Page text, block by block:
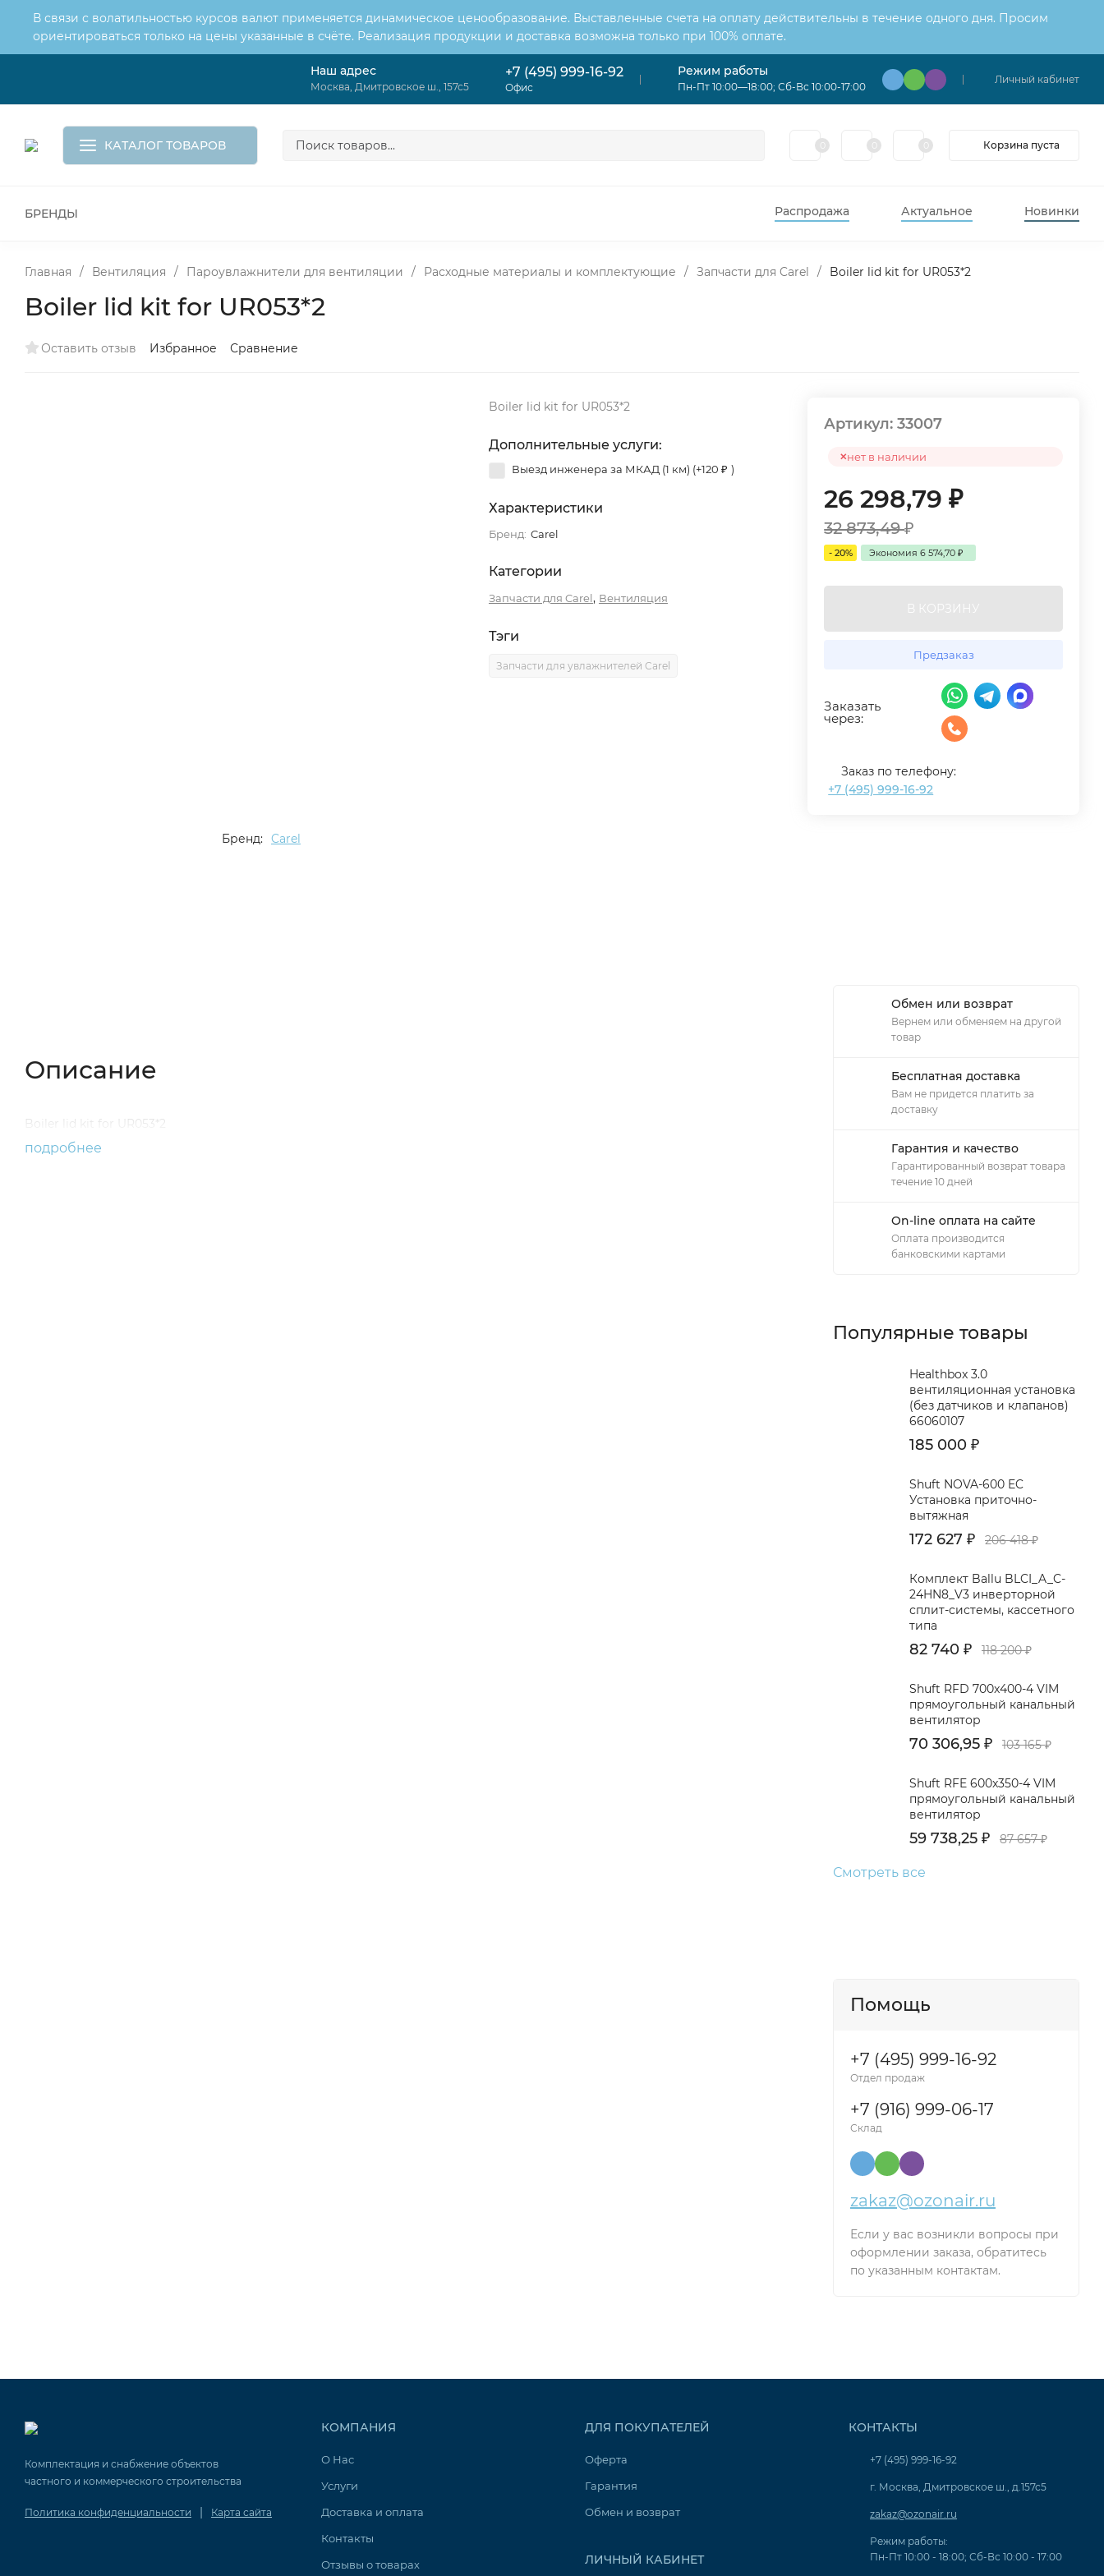
В связи с волатильностью курсов валют применяется динамическое ценообразование. Выставленные счета на оплату действительны в течение одного дня. Просим
ориентироваться только на цены указанные в счёте. Реализация продукции и доставка возможна только при 100% оплате.
Наш адрес
Москва, Дмитровское ш., 157с5
+7 (495) 999-16-92
Офис
Режим работы
Пн-Пт 10:00—18:00; Сб-Вс 10:00-17:00
Личный кабинет
КАТАЛОГ ТОВАРОВ Корзина пуста
БРЕНДЫ Распродажа Актуальное Новинки
Главная / Вентиляция / Пароувлажнители для вентиляции / Расходные материалы и комплектующие / Запчасти для Carel / Boiler lid kit for UR053*2
Boiler lid kit for UR053*2
Оставить отзыв Избранное Сравнение
Бренд: Carel
Boiler lid kit for UR053*2
Дополнительные услуги:
Выезд инженера за МКАД (1 км) (+120 ₽ )
Характеристики
Бренд: Carel
Категории
Запчасти для Carel, Вентиляция
Тэги
Запчасти для увлажнителей Carel
Артикул:33007
нет в наличии
26 298,79₽
32 873,49₽
- 20% Экономия6 574,70₽
В КОРЗИНУ
Предзаказ
Заказать
через:
Заказ по телефону:
+7 (495) 999-16-92
Описание
Boiler lid kit for UR053*2
подробнее
Обмен или возврат
Вернем или обменяем на другой
товар
Бесплатная доставка
Вам не придется платить за
доставку
Гарантия и качество
Гарантированный возврат товара
течение 10 дней
On-line оплата на сайте
Оплата производится
банковскими картами
Популярные товары
Healthbox 3.0
вентиляционная установка
(без датчиков и клапанов)
66060107
185 000 ₽
Shuft NOVA-600 EC
Установка приточно-
вытяжная
172 627 ₽ 206 418₽
Комплект Ballu BLCI_A_C-
24HN8_V3 инверторной
сплит-системы, кассетного
типа
82 740 ₽ 118 200₽
Shuft RFD 700x400-4 VIM
прямоугольный канальный
вентилятор
70 306,95 ₽ 103 165₽
Shuft RFE 600x350-4 VIM
прямоугольный канальный
вентилятор
59 738,25 ₽ 87 657₽
Смотреть все
Помощь
+7 (495) 999-16-92
Отдел продаж
+7 (916) 999-06-17
Склад
zakaz@ozonair.ru
Если у вас возникли вопросы при
оформлении заказа, обратитесь
по указанным контактам.
Комплектация и снабжение объектов
частного и коммерческого строительства
Политика конфиденциальности | Карта сайта
КОМПАНИЯ
О Нас
Услуги
Доставка и оплата
Контакты
Отзывы о товарах
ДЛЯ ПОКУПАТЕЛЕЙ
Оферта
Гарантия
Обмен и возврат
ЛИЧНЫЙ КАБИНЕТ
КОНТАКТЫ
+7 (495) 999-16-92
г. Москва, Дмитровское ш., д.157с5
zakaz@ozonair.ru
Режим работы:
Пн-Пт 10:00 - 18:00; Сб-Вс 10:00 - 17:00